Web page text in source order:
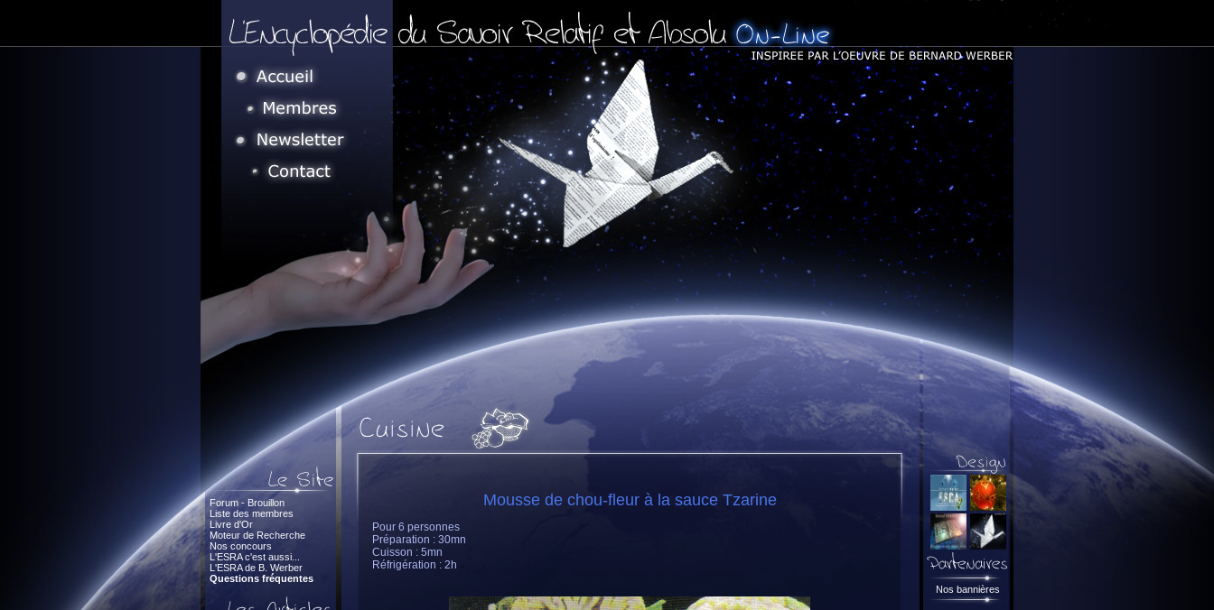
Forum - Brouillon
Liste des membres
Livre d'Or
Moteur de Recherche
Nos concours
L'ESRA c'est aussi...
L'ESRA de B. Werber
Questions fréquentes
Mousse de chou-fleur à la sauce Tzarine
Pour 6 personnes
Préparation : 30mn
Cuisson : 5mn
Réfrigération : 2h
Nos bannières